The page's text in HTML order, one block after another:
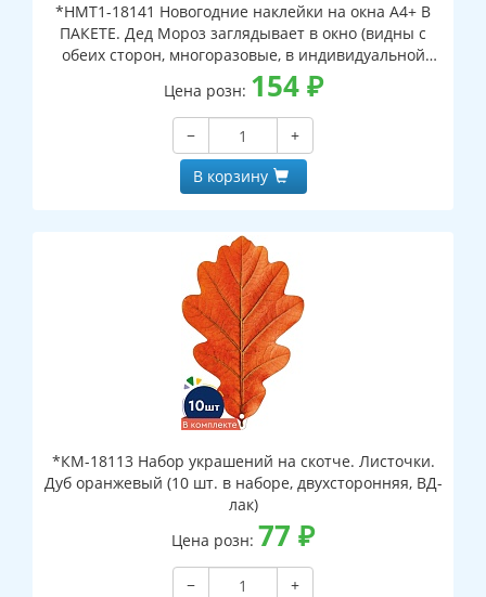
*НМТ1-18141 Новогодние наклейки на окна А4+ В
ПАКЕТЕ. Дед Мороз заглядывает в окно (видны с
обеих сторон, многоразовые, в индивидуальной
упаковке, с европодвесом и клеевым клапаном)
Цена розн: 154₽
−
+
В корзину
*КМ-18113 Набор украшений на скотче. Листочки.
Дуб оранжевый (10 шт. в наборе, двухсторонняя, ВД-
лак)
Цена розн: 77 ₽
−
+